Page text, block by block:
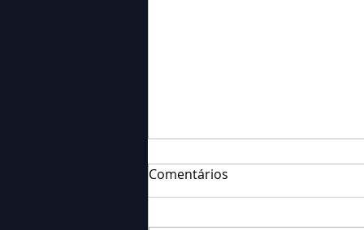
Comentários